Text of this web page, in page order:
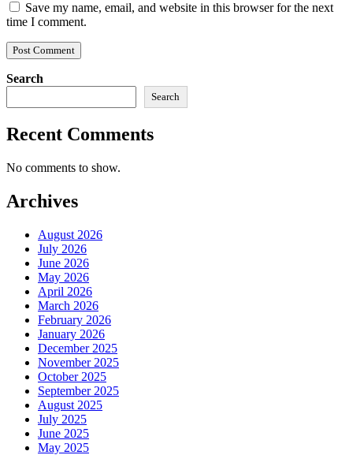
Save my name, email, and website in this browser for the next
time I comment.
Search
Search
Recent Comments
No comments to show.
Archives
August 2026
July 2026
June 2026
May 2026
April 2026
March 2026
February 2026
January 2026
December 2025
November 2025
October 2025
September 2025
August 2025
July 2025
June 2025
May 2025